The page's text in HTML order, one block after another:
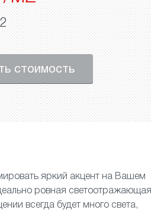
стоимость
яркий акцент на Вашем
ровная светоотражающая
всегда будет много света,